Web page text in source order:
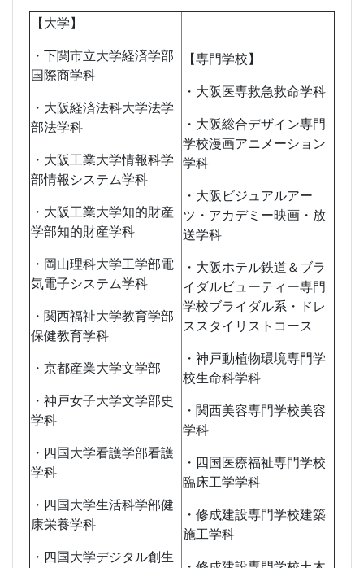
【大学】
・下関市立大学経済学部
国際商学科
・大阪経済法科大学法学
部法学科
・大阪工業大学情報科学
部情報システム学科
・大阪工業大学知的財産
学部知的財産学科
・岡山理科大学工学部電
気電子システム学科
・関西福祉大学教育学部
保健教育学科
・京都産業大学文学部
・神戸女子大学文学部史
学科
・四国大学看護学部看護
学科
・四国大学生活科学部健
康栄養学科
・四国大学デジタル創生
【専門学校】
・大阪医専救急救命学科
・大阪総合デザイン専門
学校漫画アニメーション
学科
・大阪ビジュアルアー
ツ・アカデミー映画・放
送学科
・大阪ホテル鉄道＆ブラ
イダルビューティー専門
学校ブライダル系・ドレ
ススタイリストコース
・神戸動植物環境専門学
校生命科学科
・関西美容専門学校美容
学科
・四国医療福祉専門学校
臨床工学学科
・修成建設専門学校建築
施工学科